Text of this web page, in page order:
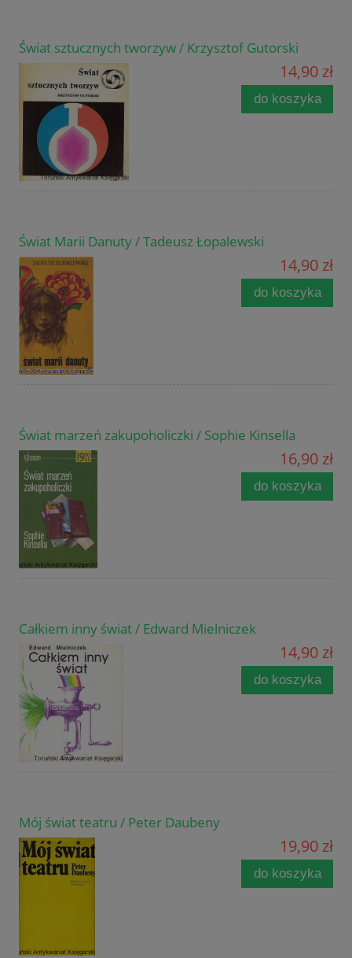
Świat sztucznych tworzyw / Krzysztof Gutorski
14,90 zł
do koszyka
Świat Marii Danuty / Tadeusz Łopalewski
14,90 zł
do koszyka
Świat marzeń zakupoholiczki / Sophie Kinsella
16,90 zł
do koszyka
Całkiem inny świat / Edward Mielniczek
14,90 zł
do koszyka
Mój świat teatru / Peter Daubeny
19,90 zł
do koszyka